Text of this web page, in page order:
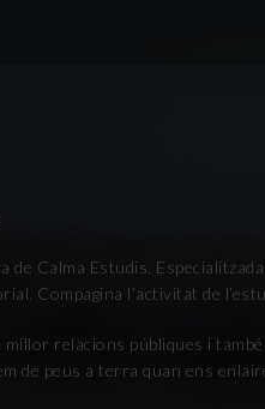
de Calma Estudis.
Compagina l’activitat de
relacions públiques i
de peus a terra quan ens